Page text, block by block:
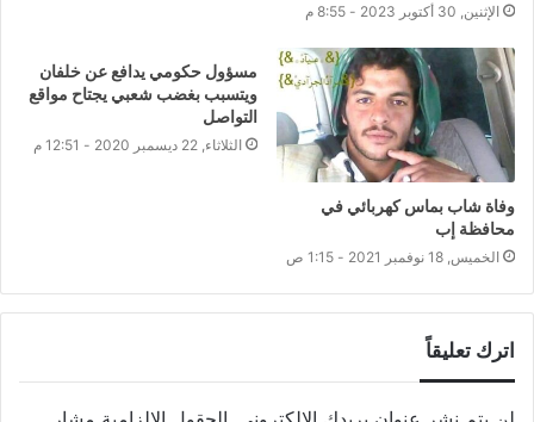
الإثنين, 30 أكتوبر 2023 - 8:55 م
وفاة شاب بماس كهربائي في
محافظة إب
الخميس, 18 نوفمبر 2021 - 1:15 ص
مسؤول حكومي يدافع عن خلفان
ويتسبب بغضب شعبي يجتاح مواقع
التواصل
الثلاثاء, 22 ديسمبر 2020 - 12:51 م
اترك تعليقاً